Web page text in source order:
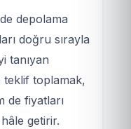
depolama
doğru sırayla
tanıyan
toplamak,
de fiyatları
getirir.